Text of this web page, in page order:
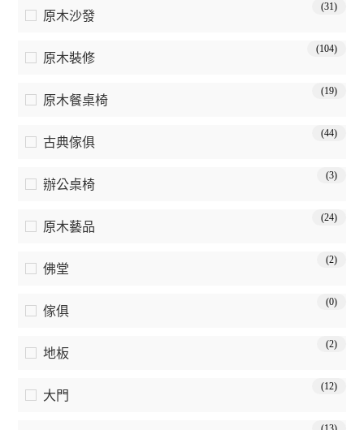
原木沙發
(31)
原木裝修
(104)
原木餐桌椅
(19)
古典傢俱
(44)
辦公桌椅
(3)
原木藝品
(24)
佛堂
(2)
傢俱
(0)
地板
(2)
大門
(12)